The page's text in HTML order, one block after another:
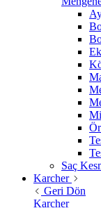
Saç
Karcher
Geri Dön
Karcher